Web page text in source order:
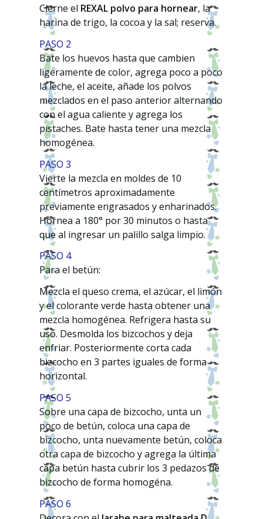
Cierne el REXAL polvo para hornear, la
harina de trigo, la cocoa y la sal; reserva.
PASO 2
Bate los huevos hasta que cambien
ligeramente de color, agrega poco a poco
la leche, el aceite, añade los polvos
mezclados en el paso anterior alternando
con el agua caliente y agrega los
pistaches. Bate hasta tener una mezcla
homogénea.
PASO 3
Vierte la mezcla en moldes de 10
centímetros aproximadamente
previamente engrasados y enharinados.
Hornea a 180° por 30 minutos o hasta
que al ingresar un palillo salga limpio.
PASO 4
Para el betún:
Mezcla el queso crema, el azúcar, el limón
y el colorante verde hasta obtener una
mezcla homogénea. Refrigera hasta su
uso. Desmolda los bizcochos y deja
enfriar. Posteriormente corta cada
bizcocho en 3 partes iguales de forma
horizontal.
PASO 5
Sobre una capa de bizcocho, unta un
poco de betún, coloca una capa de
bizcocho, unta nuevamente betún, coloca
otra capa de bizcocho y agrega la última
capa betún hasta cubrir los 3 pedazos de
bizcocho de forma homogéna.
PASO 6